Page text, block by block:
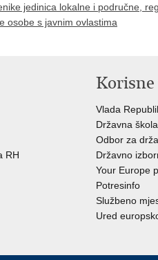
jedinica lokalne i područne,
osobe s javnim ovlastima
RH
Korisne
Vlada
Državna
Odbor za
Državno
Your Europe
Potresinfo
Službeno
Ured